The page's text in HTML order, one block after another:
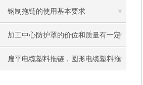
钢制拖链的使用基本要求
加工中心防护罩的价位和质量有一定
的关系
扁平电缆塑料拖链，圆形电缆塑料拖